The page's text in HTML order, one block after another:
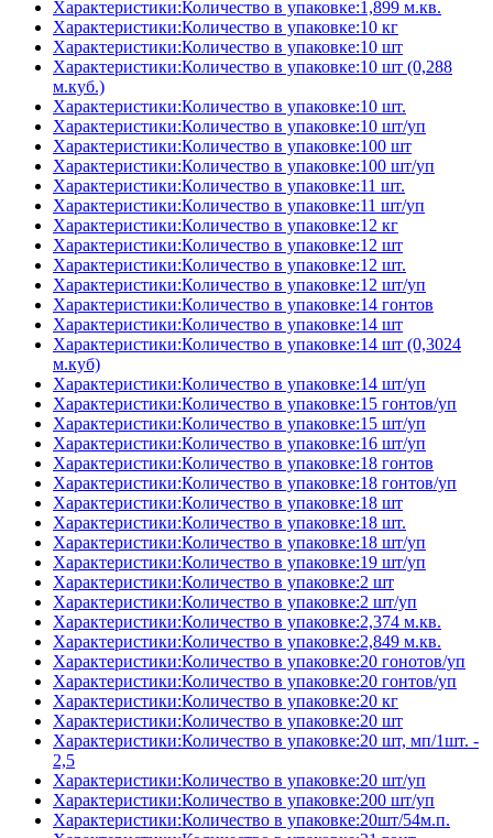
Характеристики:Количество в упаковке:1,899 м.кв.
Характеристики:Количество в упаковке:10 кг
Характеристики:Количество в упаковке:10 шт
Характеристики:Количество в упаковке:10 шт (0,288
м.куб.)
Характеристики:Количество в упаковке:10 шт.
Характеристики:Количество в упаковке:10 шт/уп
Характеристики:Количество в упаковке:100 шт
Характеристики:Количество в упаковке:100 шт/уп
Характеристики:Количество в упаковке:11 шт.
Характеристики:Количество в упаковке:11 шт/уп
Характеристики:Количество в упаковке:12 кг
Характеристики:Количество в упаковке:12 шт
Характеристики:Количество в упаковке:12 шт.
Характеристики:Количество в упаковке:12 шт/уп
Характеристики:Количество в упаковке:14 гонтов
Характеристики:Количество в упаковке:14 шт
Характеристики:Количество в упаковке:14 шт (0,3024
м.куб)
Характеристики:Количество в упаковке:14 шт/уп
Характеристики:Количество в упаковке:15 гонтов/уп
Характеристики:Количество в упаковке:15 шт/уп
Характеристики:Количество в упаковке:16 шт/уп
Характеристики:Количество в упаковке:18 гонтов
Характеристики:Количество в упаковке:18 гонтов/уп
Характеристики:Количество в упаковке:18 шт
Характеристики:Количество в упаковке:18 шт.
Характеристики:Количество в упаковке:18 шт/уп
Характеристики:Количество в упаковке:19 шт/уп
Характеристики:Количество в упаковке:2 шт
Характеристики:Количество в упаковке:2 шт/уп
Характеристики:Количество в упаковке:2,374 м.кв.
Характеристики:Количество в упаковке:2,849 м.кв.
Характеристики:Количество в упаковке:20 гонотов/уп
Характеристики:Количество в упаковке:20 гонтов/уп
Характеристики:Количество в упаковке:20 кг
Характеристики:Количество в упаковке:20 шт
Характеристики:Количество в упаковке:20 шт, мп/1шт. -
2,5
Характеристики:Количество в упаковке:20 шт/уп
Характеристики:Количество в упаковке:200 шт/уп
Характеристики:Количество в упаковке:20шт/54м.п.